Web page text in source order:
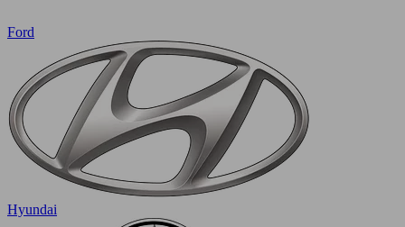
Ford
Hyundai